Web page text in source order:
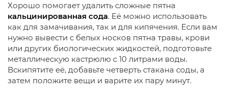
Хорошо помогает удалить сложные пятна
кальцинированная сода. Её можно использовать
как для замачивания, так и для кипячения. Если вам
нужно вывести с белых носков пятна травы, крови
или других биологических жидкостей, подготовьте
металлическую кастрюлю с 10 литрами воды.
Вскипятите её, добавьте четверть стакана соды, а
затем положите вещи и варите их пару минут.